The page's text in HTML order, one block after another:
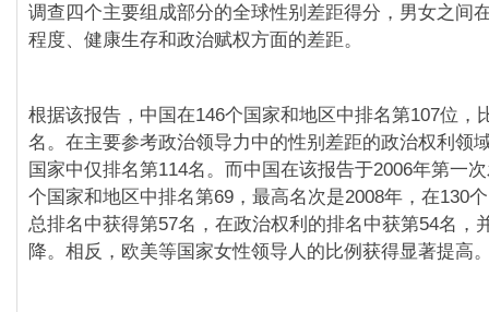
调查四个主要组成部分的全球性别差距得分，男女之间
程度、健康生存和政治赋权方面的差距。
根据该报告，中国在146个国家和地区中排名第107位，
名。在主要参考政治领导力中的性别差距的政治权利领
国家中仅排名第114名。而中国在该报告于2006年第一
个国家和地区中排名第69，最高名次是2008年，在130
总排名中获得第57名，在政治权利的排名中获第54名，
降。相反，欧美等国家女性领导人的比例获得显著提高